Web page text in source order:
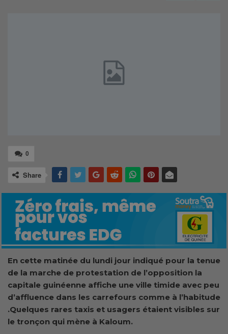
0
Share
En cette matinée du lundi jour indiqué pour la tenue
de la marche de protestation de l’opposition la
capitale guinéenne affiche une ville timide avec peu
d’affluence dans les carrefours comme à l’habitude
.Quelques rares taxis et usagers étaient visibles sur
le tronçon qui mène à Kaloum.